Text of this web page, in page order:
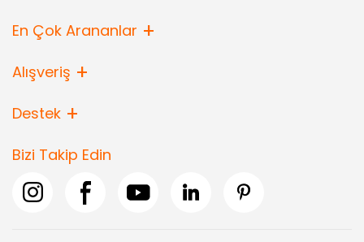
En Çok Arananlar
Alışveriş
Destek
Bizi Takip Edin